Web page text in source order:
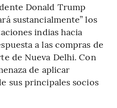
Donald Trump
sustancialmente” los
indias hacia
a las compras de
de Nueva Delhi. Con
de aplicar
sus principales socios